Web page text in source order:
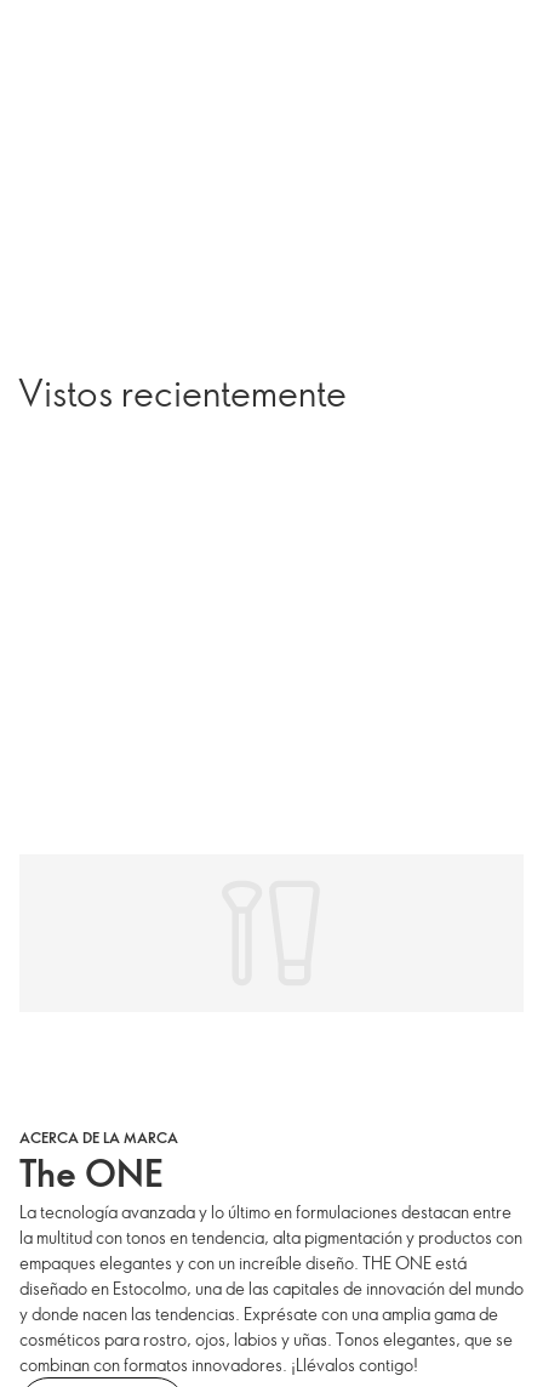
Vistos recientemente
ACERCA DE LA MARCA
The ONE
La tecnología avanzada y lo último en formulaciones destacan entre
la multitud con tonos en tendencia, alta pigmentación y productos con
empaques elegantes y con un increíble diseño. THE ONE está
diseñado en Estocolmo, una de las capitales de innovación del mundo
y donde nacen las tendencias. Exprésate con una amplia gama de
cosméticos para rostro, ojos, labios y uñas. Tonos elegantes, que se
combinan con formatos innovadores. ¡Llévalos contigo!